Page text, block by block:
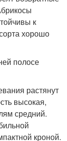
к
хорошо
полосе
растянут
высокая,
средний.
кроной.